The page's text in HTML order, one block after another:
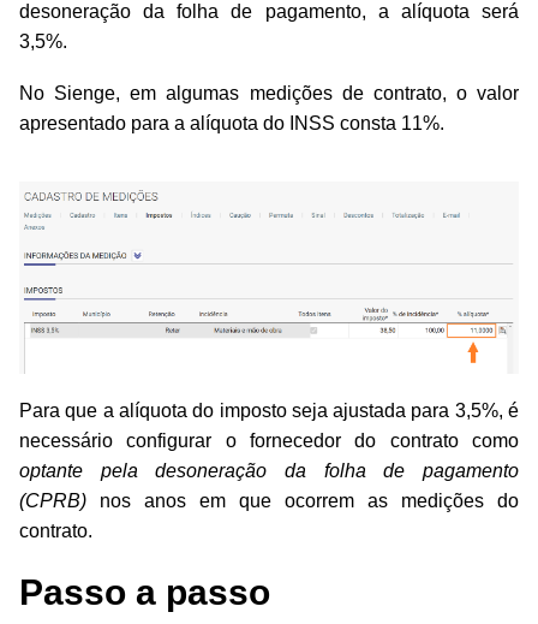
desoneração da folha de pagamento, a alíquota será
3,5%.
No Sienge, em algumas medições de contrato, o valor
apresentado para a alíquota do INSS consta 11%.
Para que a alíquota do imposto seja ajustada para 3,5%, é
necessário configurar o fornecedor do contrato como
optante pela desoneração da folha de pagamento
(CPRB) nos anos em que ocorrem as medições do
contrato.
Passo a passo